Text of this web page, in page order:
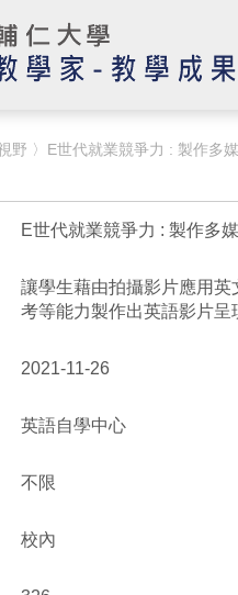
野 〉E世代就業競爭力 : 製作多
E世代就業競爭力 : 製作多
讓學生藉由拍攝影片應用
考等能力製作出英語影片呈
2021-11-26
英語自學中心
不限
校內